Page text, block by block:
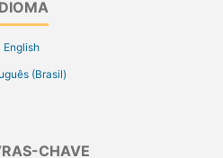
English
(Brasil)
CHAVE